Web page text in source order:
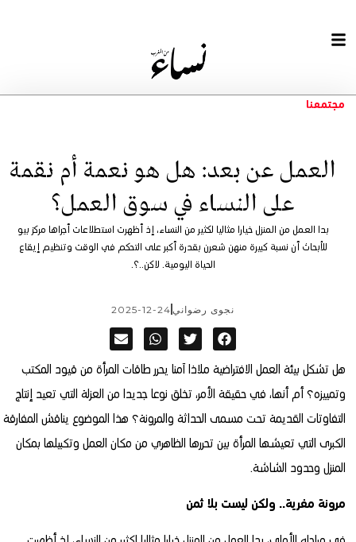
مجتمعنا
العمل عن بعد: هل هو نعمة أم نقمة
على النساء في سوق العمل؟
بدا العمل من المنزل خيارا مثاليا لكثير من النساء، إذ أظهرت استطلاعات أجراها مركز بيو
للأبحاث أن نسبة كبيرة منهن شعرن بقدرة أكبر على التحكم في الوقت وتنظيم إيقاع
الحياة اليومية. لاكن..؟.
نجوى رضواني 2025-12-24
هل تشكل بيئة العمل الافتراضية ملاذا آمنا يحرر طاقات المرأة من قيود المكتب
وتمييزه؟ أم أنها، في حقيقة الأمر، تخلق نوعا جديدا من العزلة التي تعيد إنتاج
التفاوتات القديمة تحت مسمى الحداثة والمرونة؟ هذا الموضوع يناقش المفارقة
الكبرى التي تعيشها المرأة بين تحررها الظاهري من مكان العمل وتكبيلها بمكان
المنزل وحدود الشاشة.
مرونة مغرية.. ولكن ليست بلا ثمن